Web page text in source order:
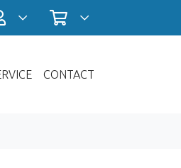
/ InloggenWinkelwagen
CONTACT